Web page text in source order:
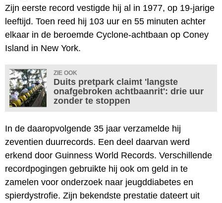
Zijn eerste record vestigde hij al in 1977, op 19-jarige
leeftijd. Toen reed hij 103 uur en 55 minuten achter
elkaar in de beroemde Cyclone-achtbaan op Coney
Island in New York.
ZIE OOK
Duits pretpark claimt 'langste
onafgebroken achtbaanrit': drie uur
zonder te stoppen
In de daaropvolgende 35 jaar verzamelde hij
zeventien duurrecords. Een deel daarvan werd
erkend door Guinness World Records. Verschillende
recordpogingen gebruikte hij ook om geld in te
zamelen voor onderzoek naar jeugddiabetes en
spierdystrofie. Zijn bekendste prestatie dateert uit